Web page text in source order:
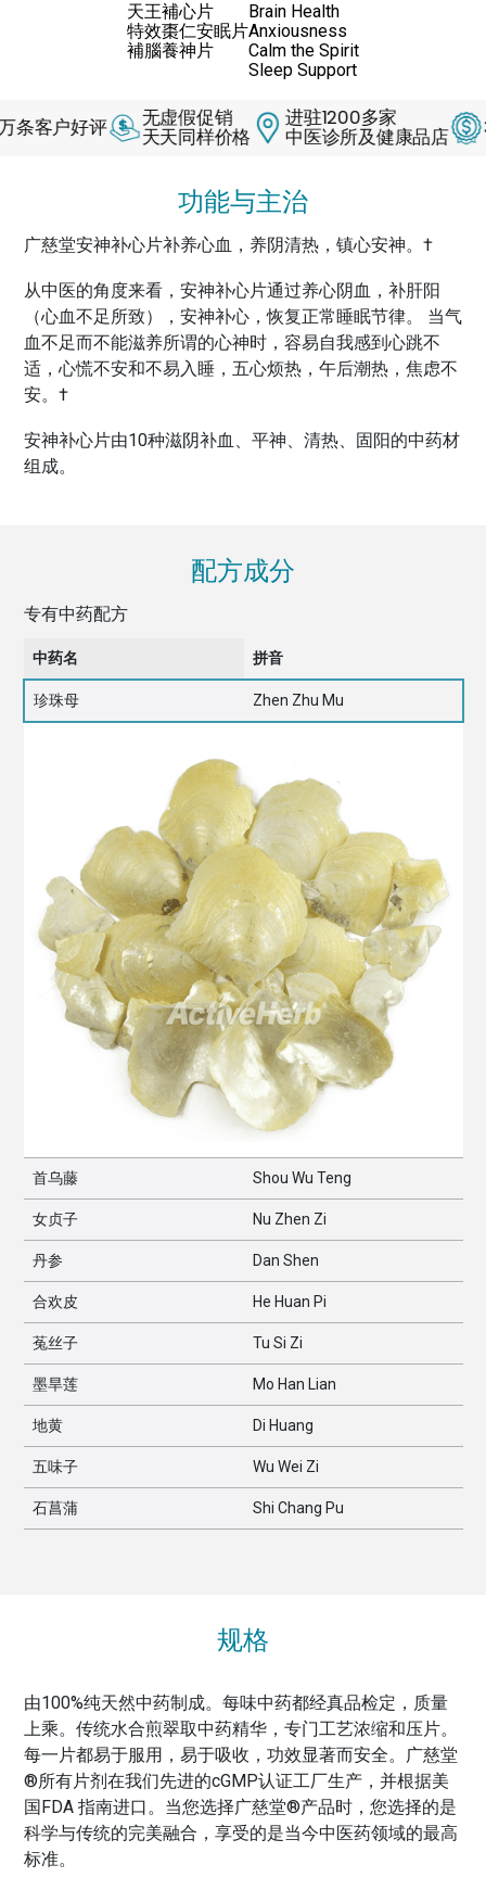
天王補心片
特效棗仁安眠片
補腦養神片
Brain Health
Anxiousness
Calm the Spirit
Sleep Support
好评 无虚假促销
天天同样价格
进驻1200多家
中医诊所及健康品店 30天
功能与主治
广慈堂安神补心片补养心血，养阴清热，镇心安神。†
从中医的角度来看，安神补心片通过养心阴血，补肝阳
（心血不足所致），安神补心，恢复正常睡眠节律。 当气
血不足而不能滋养所谓的心神时，容易自我感到心跳不
适，心慌不安和不易入睡，五心烦热，午后潮热，焦虑不
安。†
安神补心片由10种滋阴补血、平神、清热、固阳的中药材
组成。
配方成分
专有中药配方
中药名 拼音
珍珠母 Zhen Zhu Mu
首乌藤 Shou Wu Teng
女贞子 Nu Zhen Zi
丹参 Dan Shen
合欢皮 He Huan Pi
菟丝子 Tu Si Zi
墨旱莲 Mo Han Lian
地黄 Di Huang
五味子 Wu Wei Zi
石菖蒲 Shi Chang Pu
规格
由100%纯天然中药制成。每味中药都经真品检定，质量
上乘。传统水合煎翠取中药精华，专门工艺浓缩和压片。
每一片都易于服用，易于吸收，功效显著而安全。广慈堂
®所有片剂在我们先进的cGMP认证工厂生产，并根据美
国FDA 指南进口。当您选择广慈堂®产品时，您选择的是
科学与传统的完美融合，享受的是当今中医药领域的最高
标准。